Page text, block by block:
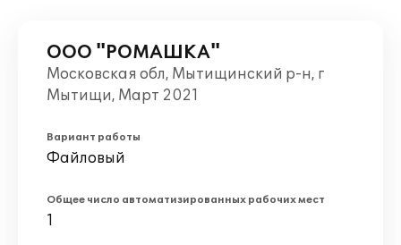
ООО "РОМАШКА"
Московская обл, Мытищинский р-н, г
Мытищи, Март 2021
Вариант работы
Файловый
Общее число автоматизированных рабочих мест
1